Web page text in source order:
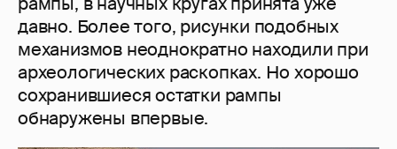
давно. Более того, рисунки подобных
механизмов неоднократно находили при
археологических раскопках. Но хорошо
сохранившиеся остатки рампы
обнаружены впервые.